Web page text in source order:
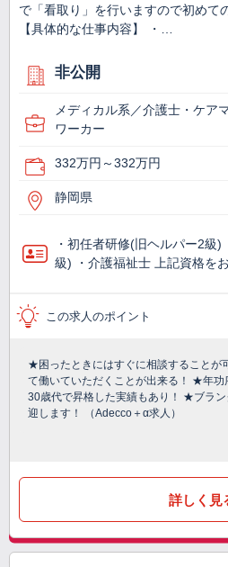
で「看取り」を行いますので初めて
【具体的な仕事内容】 ・…
非公開
メディカル系／介護士・ケア
ワーカー
332万円～332万円
静岡県
・初任者研修(旧ヘルパー2級
級) ・介護福祉士 上記資格を
この求人のポイント
★困ったときにはすぐに相談することが
て働いていただくことが出来る！ ★年功
30歳代で昇格した実績もあり！ ★ブラン
迎します！ （Adecco＋α求人）
詳しく見